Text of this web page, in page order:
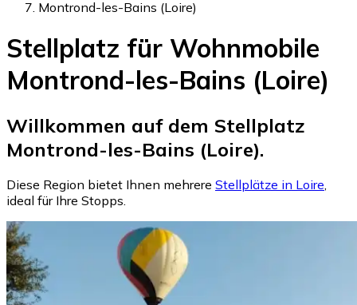
Montrond-les-Bains (Loire)
Stellplatz für Wohnmobile
Montrond-les-Bains (Loire)
Willkommen auf dem Stellplatz
Montrond-les-Bains (Loire).
Diese Region bietet Ihnen mehrere Stellplätze in Loire,
ideal für Ihre Stopps.